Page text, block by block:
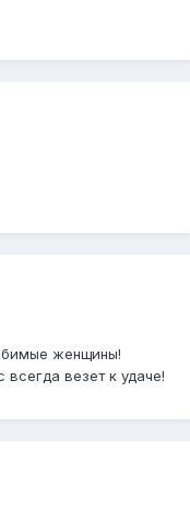
женщины!
всегда везет к удаче!